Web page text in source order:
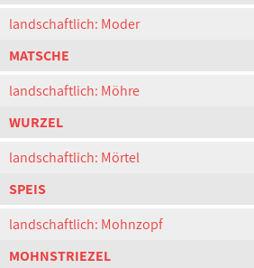
landschaftlich: Moder
MATSCHE
landschaftlich: Möhre
WURZEL
landschaftlich: Mörtel
SPEIS
landschaftlich: Mohnzopf
MOHNSTRIEZEL